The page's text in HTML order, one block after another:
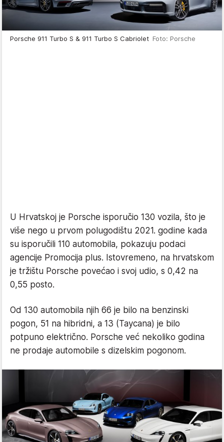
Porsche 911 Turbo S & 911 Turbo S Cabriolet Foto: Porsche
U Hrvatskoj je Porsche isporučio 130 vozila, što je
više nego u prvom polugodištu 2021. godine kada
su isporučili 110 automobila, pokazuju podaci
agencije Promocija plus. Istovremeno, na hrvatskom
je tržištu Porsche povećao i svoj udio, s 0,42 na
0,55 posto.
Od 130 automobila njih 66 je bilo na benzinski
pogon, 51 na hibridni, a 13 (Taycana) je bilo
potpuno električno. Porsche već nekoliko godina
ne prodaje automobile s dizelskim pogonom.